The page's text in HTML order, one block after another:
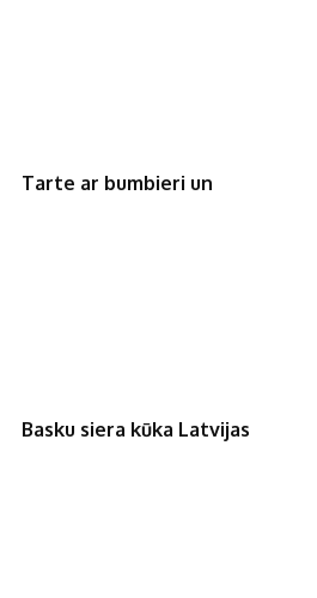
Tarte ar bumbieri un
Basku siera kūka Latvijas